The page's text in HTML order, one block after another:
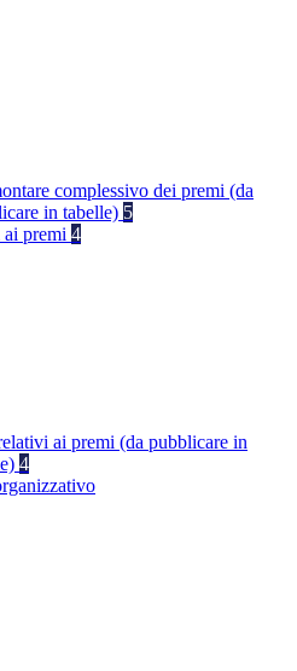
complessivo dei premi (da
in tabelle) 5
premi 4
ai premi (da pubblicare in
4